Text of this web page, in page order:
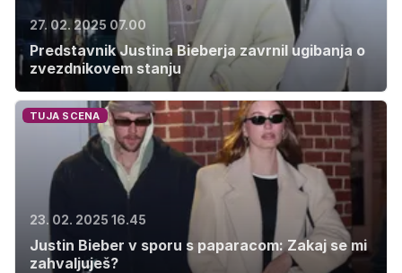
27. 02. 2025 07.00
Predstavnik Justina Bieberja zavrnil ugibanja o
zvezdnikovem stanju
TUJA SCENA
23. 02. 2025 16.45
Justin Bieber v sporu s paparacom: Zakaj se mi
zahvaljuješ?